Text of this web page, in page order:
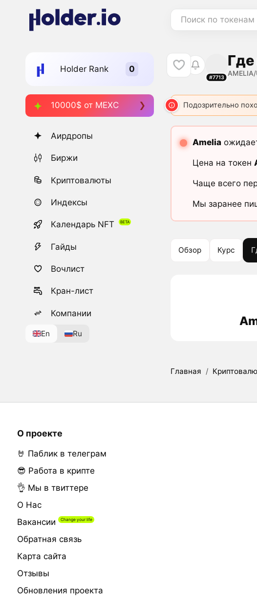
Поиск по
Holder Rank
10000$ от MEXC
Аирдропы
Биржи
Криптовалюты
Индексы
Календарь NFT
Гайды
Вочлист
Кран-лист
Компании
En Ru
#7713
Где
Подозрительно
Amelia
Цена на токен
Чаще всего
Мы заранее
Обзор Курс
Главная /
О проекте
🤘 Паблик в телеграм
😎 Работа в крипте
👌 Мы в твиттере
О Нас
Вакансии
Обратная связь
Карта сайта
Отзывы
Обновления проекта